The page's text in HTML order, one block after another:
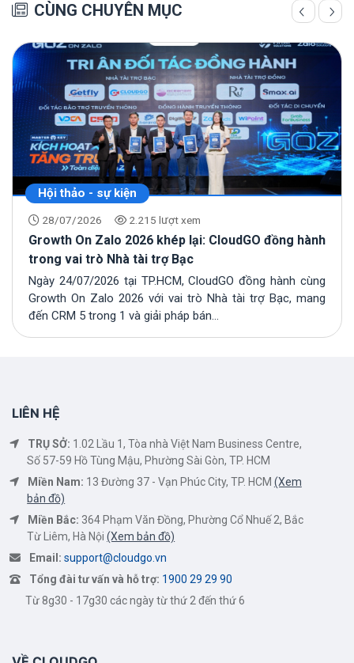
CÙNG CHUYÊN MỤC
Hội thảo - sự kiện
28/07/2026 2.215 lượt xem
Growth On Zalo 2026 khép lại: CloudGO đồng hành
trong vai trò Nhà tài trợ Bạc
Ngày 24/07/2026 tại TP.HCM, CloudGO đồng hành cùng
Growth On Zalo 2026 với vai trò Nhà tài trợ Bạc, mang
đến CRM 5 trong 1 và giải pháp bán...
LIÊN HỆ
TRỤ SỞ: 1.02 Lầu 1, Tòa nhà Việt Nam Business Centre,
Số 57-59 Hồ Tùng Mậu, Phường Sài Gòn, TP. HCM
Miền Nam: 13 Đường 37 - Vạn Phúc City, TP. HCM (Xem
bản đồ)
Miền Bắc: 364 Phạm Văn Đồng, Phường Cổ Nhuế 2, Bắc
Từ Liêm, Hà Nội(Xem bản đồ)
Email: support@cloudgo.vn
Tổng đài tư vấn và hỗ trợ: 1900 29 29 90
Từ 8g30 - 17g30 các ngày từ thứ 2 đến thứ 6